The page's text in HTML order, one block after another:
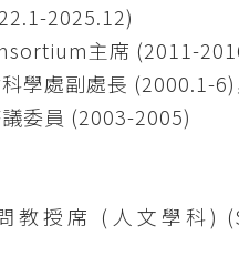
2025.12)
主席 (2011-
學處副處長 (2000.1-
委員 (2003-2005)
教授席 (人文學科)